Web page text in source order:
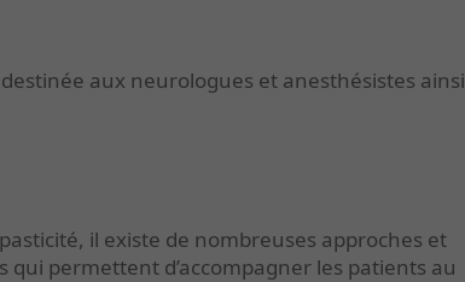
aux neurologues et anesthésistes ainsi
il existe de nombreuses approches et
permettent d’accompagner les patients au